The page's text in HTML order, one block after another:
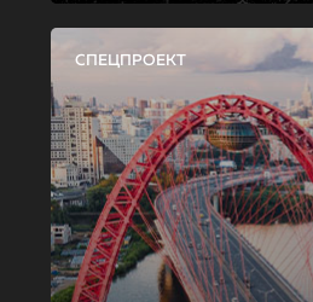
СПЕЦПРОЕКТ